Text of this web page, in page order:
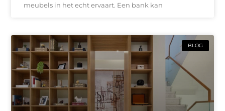
meubels in het echt ervaart. Een bank kan
BLOG